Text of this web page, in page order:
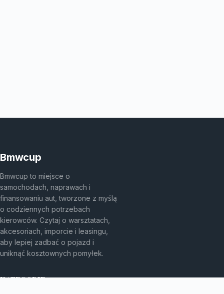
Bmwcup
Bmwcup to miejsce o
samochodach, naprawach i
finansowaniu aut, tworzone z myślą
o codziennych potrzebach
kierowców. Czytaj o warsztatach,
akcesoriach, imporcie i leasingu,
aby lepiej zadbać o pojazd i
uniknąć kosztownych pomyłek.
KATEGORIE